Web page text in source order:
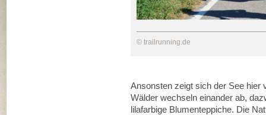
© trailrunning.de
Ansonsten zeigt sich der See hier
Wälder wechseln einander ab,
lilafarbige Blumenteppiche. Die